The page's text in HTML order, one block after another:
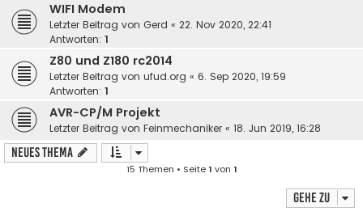
WIFI Modem
Letzter Beitrag von Gerd « 22. Nov 2020, 22:41
Antworten: 1
Z80 und Z180 rc2014
Letzter Beitrag von ufud.org « 6. Sep 2020, 19:59
Antworten: 1
AVR-CP/M Projekt
Letzter Beitrag von Feinmechaniker « 18. Jun 2019, 16:28
Neues Thema
15 Themen • Seite1 von 1
Gehe zu